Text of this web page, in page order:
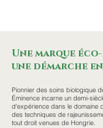
Une marque
une démarche
Pionnier des soins biologique
Éminence incarne un demi-
d'expérience dans le domaine
des techniques de
tout droit venues de Hongrie.